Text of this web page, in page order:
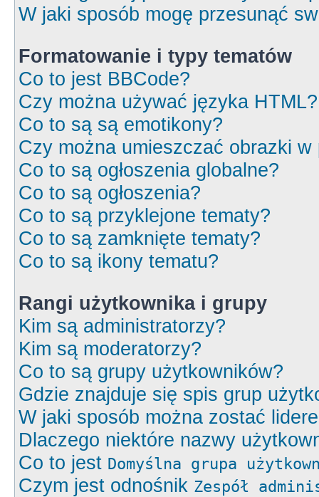
W jaki sposób mogę przesunąć
Formatowanie i typy tematów
Co to jest BBCode?
Czy można używać języka HTML?
Co to są są emotikony?
Czy można umieszczać obrazki w
Co to są ogłoszenia globalne?
Co to są ogłoszenia?
Co to są przyklejone tematy?
Co to są zamknięte tematy?
Co to są ikony tematu?
Rangi użytkownika i grupy
Kim są administratorzy?
Kim są moderatorzy?
Co to są grupy użytkowników?
Gdzie znajduje się spis grup
W jaki sposób można zostać
Dlaczego niektóre nazwy
Co to jest Domyślna grupa
Czym jest odnośnik Zespół